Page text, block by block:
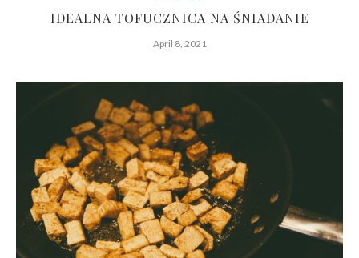
IDEALNA TOFUCZNICA NA ŚNIADANIE
April 8, 2021